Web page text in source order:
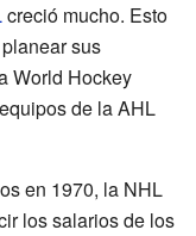
creció mucho. Esto
sus
World Hockey
de la AHL
en 1970, la NHL
los salarios de los